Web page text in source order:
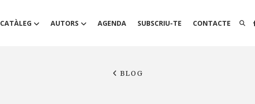
CATÀLEG AUTORS AGENDA SUBSCRIU-TE CONTACTE
BLOG